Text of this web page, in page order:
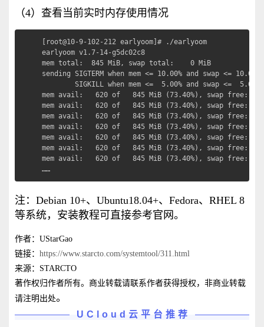
（4）查看当前实时内存使用情况
[root@10-9-102-212 earlyoom]# ./earlyoom
earlyoom v1.7-14-g5dc02c8
mem total:  845 MiB, swap total:    0 MiB
sending SIGTERM when mem <= 10.00% and swap <= 10.00%,
SIGKILL when mem <=  5.00% and swap <=  5.00%
mem avail:   620 of   845 MiB (73.40%), swap free:
mem avail:   620 of   845 MiB (73.40%), swap free:
mem avail:   620 of   845 MiB (73.40%), swap free:
mem avail:   620 of   845 MiB (73.40%), swap free:
mem avail:   620 of   845 MiB (73.40%), swap free:
mem avail:   620 of   845 MiB (73.40%), swap free:
mem avail:   620 of   845 MiB (73.40%), swap free:
……
注：Debian 10+、Ubuntu18.04+、Fedora、RHEL 8
等系统，安装教程可直接参考官网。
作者：UStarGao
链接： https://www.starcto.com/systemtool/311.html
来源：STARCTO
著作权归作者所有。商业转载请联系作者获得授权，非商业转载
请注明出处。
UCloud云平台推荐